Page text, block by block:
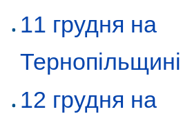
11 грудня на
Тернопільщині
12 грудня на